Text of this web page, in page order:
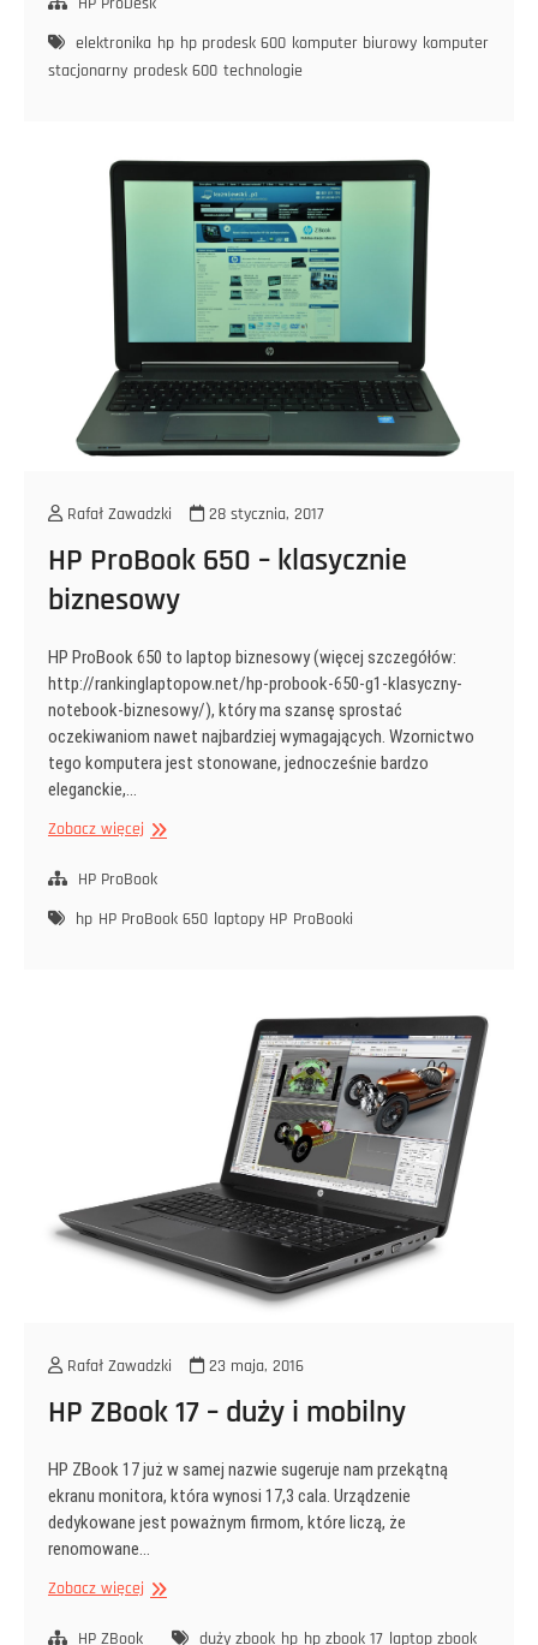
danych
–
elektronika hp hp prodesk 600 komputer biurowy komputer
stacjonarny prodesk 600 technologie
Rafał Zawadzki 28 stycznia, 2017
HP ProBook 650 – klasycznie
biznesowy
HP ProBook 650 to laptop biznesowy (więcej szczegółów:
http://rankinglaptopow.net/hp-probook-650-g1-klasyczny-
notebook-biznesowy/), który ma szansę sprostać
oczekiwaniom nawet najbardziej wymagających. Wzornictwo
tego komputera jest stonowane, jednocześnie bardzo
eleganckie,…
Zobacz więcej HP
650
klasycznie
HP ProBook
hp HP ProBook 650 laptopy HP ProBooki
Rafał Zawadzki 23 maja, 2016
HP ZBook 17 – duży i mobilny
HP ZBook 17 już w samej nazwie sugeruje nam przekątną
ekranu monitora, która wynosi 17,3 cala. Urządzenie
dedykowane jest poważnym firmom, które liczą, że
renomowane…
Zobacz więcej HP
HP ZBook duży zbook hp hp zbook 17 laptop zbook